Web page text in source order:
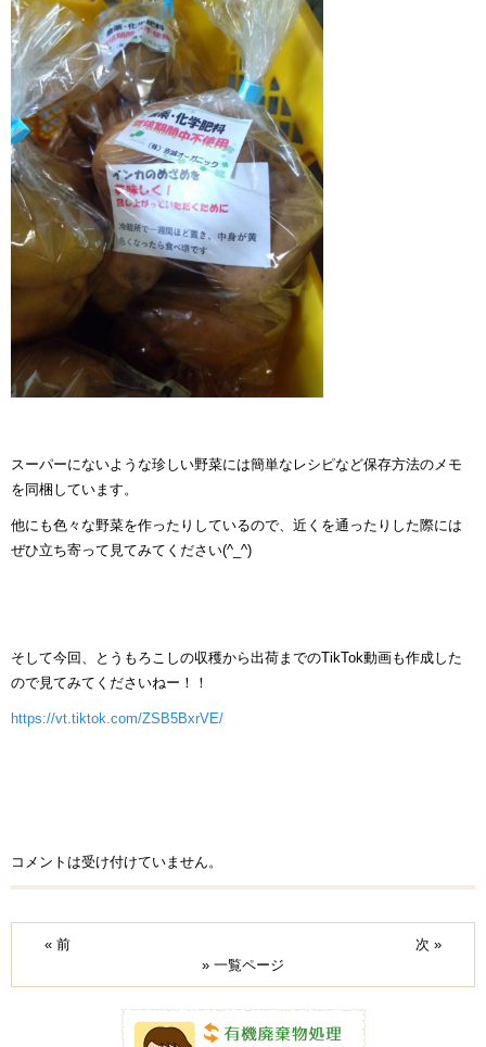
スーパーにないような珍しい野菜には簡単なレシピなど保存方法のメモ
を同梱しています。
他にも色々な野菜を作ったりしているので、近くを通ったりした際には
ぜひ立ち寄って見てみてください(^_^)
そして今回、とうもろこしの収穫から出荷までのTikTok動画も作成した
ので見てみてくださいねー！！
https://vt.tiktok.com/ZSB5BxrVE/
コメントは受け付けていません。
« 前
次 »
» 一覧ページ